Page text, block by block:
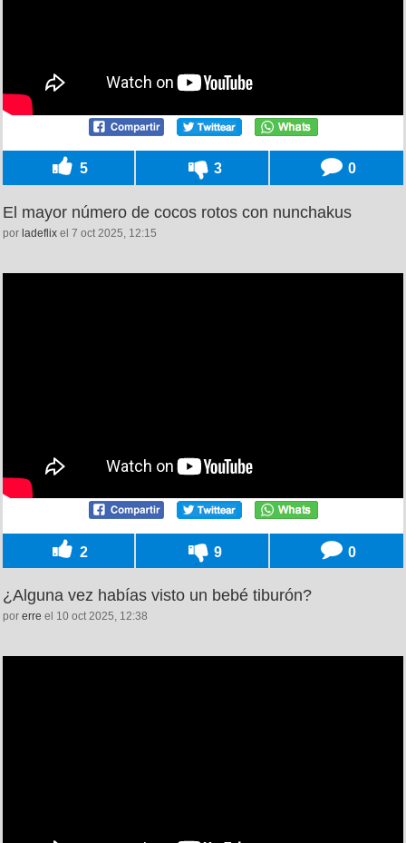
5 3 0
El mayor número de cocos rotos con nunchakus
por ladeflix el 7 oct 2025, 12:15
2 9 0
¿Alguna vez habías visto un bebé tiburón?
por erre el 10 oct 2025, 12:38